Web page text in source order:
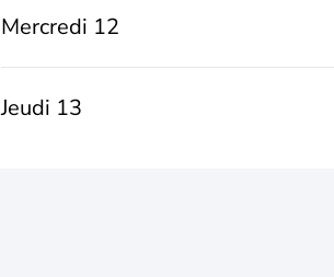
Mercredi 12
Jeudi 13